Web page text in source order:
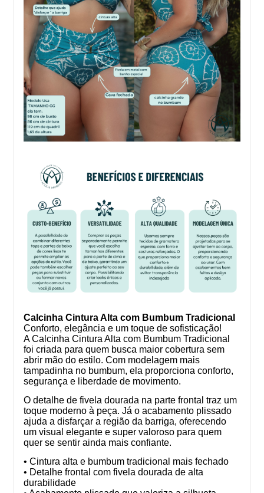
Calcinha Cintura Alta com Bumbum Tradicional
Conforto, elegância e um toque de sofisticação!
A Calcinha Cintura Alta com Bumbum Tradicional
foi criada para quem busca maior cobertura sem
abrir mão do estilo. Com modelagem mais
tampadinha no bumbum, ela proporciona conforto,
segurança e liberdade de movimento.
O detalhe de fivela dourada na parte frontal traz um
toque moderno à peça. Já o acabamento plissado
ajuda a disfarçar a região da barriga, oferecendo
um visual elegante e super valoroso para quem
quer se sentir ainda mais confiante.
• Cintura alta e bumbum tradicional mais fechado
• Detalhe frontal com fivela dourada de alta
durabilidade